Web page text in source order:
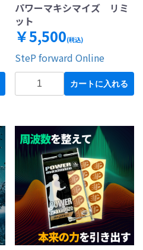
パワーマキシマイズ リミ
ット
￥5,500(税込)
SteP forward Online
カートに入れる